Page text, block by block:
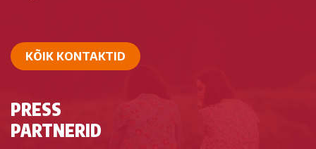
KÕIK KONTAKTID
PRESS
PARTNERID